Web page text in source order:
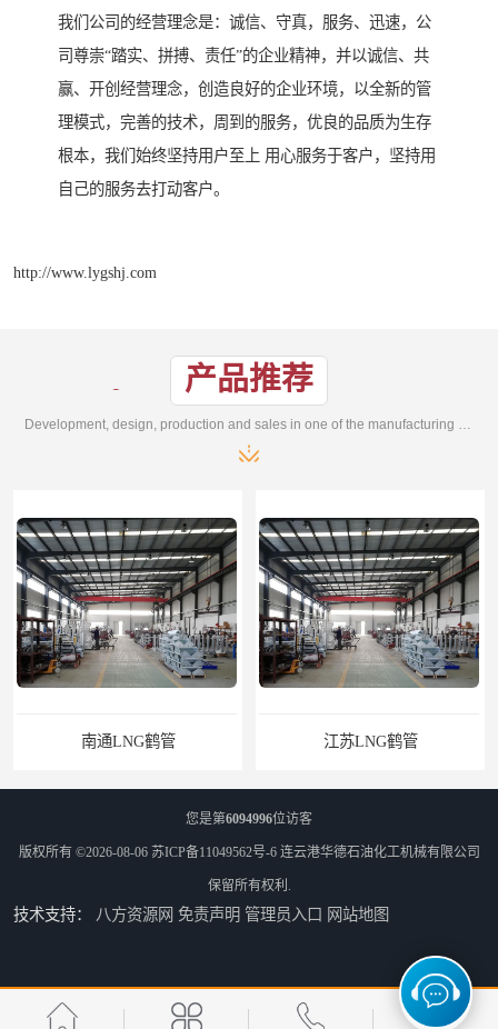
我们公司的经营理念是：诚信、守真，服务、迅速，公
司尊崇“踏实、拼搏、责任”的企业精神，并以诚信、共
赢、开创经营理念，创造良好的企业环境，以全新的管
理模式，完善的技术，周到的服务，优良的品质为生存
根本，我们始终坚持用户至上 用心服务于客户，坚持用
自己的服务去打动客户。
http://www.lygshj.com
产品推荐
南通LNG鹤管 江苏LNG鹤管
太原船用臂厂家 舟山船用臂厂家
您是第6094996位访客
版权所有 ©2026-08-06 苏ICP备11049562号-6 连云港华德石油化工机械有限公司
保留所有权利.
技术支持： 八方资源网 免责声明 管理员入口 网站地图